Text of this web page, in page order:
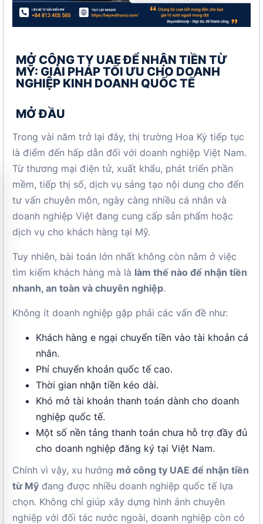
MỞ CÔNG TY UAE ĐỂ NHẬN TIỀN TỪ
MỸ: GIẢI PHÁP TỐI ƯU CHO DOANH
NGHIỆP KINH DOANH QUỐC TẾ
MỞ ĐẦU
Trong vài năm trở lại đây, thị trường Hoa Kỳ tiếp tục
là điểm đến hấp dẫn đối với doanh nghiệp Việt Nam.
Từ thương mại điện tử, xuất khẩu, phát triển phần
mềm, tiếp thị số, dịch vụ sáng tạo nội dung cho đến
tư vấn chuyên môn, ngày càng nhiều cá nhân và
doanh nghiệp Việt đang cung cấp sản phẩm hoặc
dịch vụ cho khách hàng tại Mỹ.
Tuy nhiên, bài toán lớn nhất không còn nằm ở việc
tìm kiếm khách hàng mà là làm thế nào để nhận tiền
nhanh, an toàn và chuyên nghiệp.
Không ít doanh nghiệp gặp phải các vấn đề như:
Khách hàng e ngại chuyển tiền vào tài khoản cá
nhân.
Phí chuyển khoản quốc tế cao.
Thời gian nhận tiền kéo dài.
Khó mở tài khoản thanh toán dành cho doanh
nghiệp quốc tế.
Một số nền tảng thanh toán chưa hỗ trợ đầy đủ
cho doanh nghiệp đăng ký tại Việt Nam.
Chính vì vậy, xu hướng mở công ty UAE để nhận tiền
từ Mỹ đang được nhiều doanh nghiệp quốc tế lựa
chọn. Không chỉ giúp xây dựng hình ảnh chuyên
nghiệp với đối tác nước ngoài, doanh nghiệp còn có